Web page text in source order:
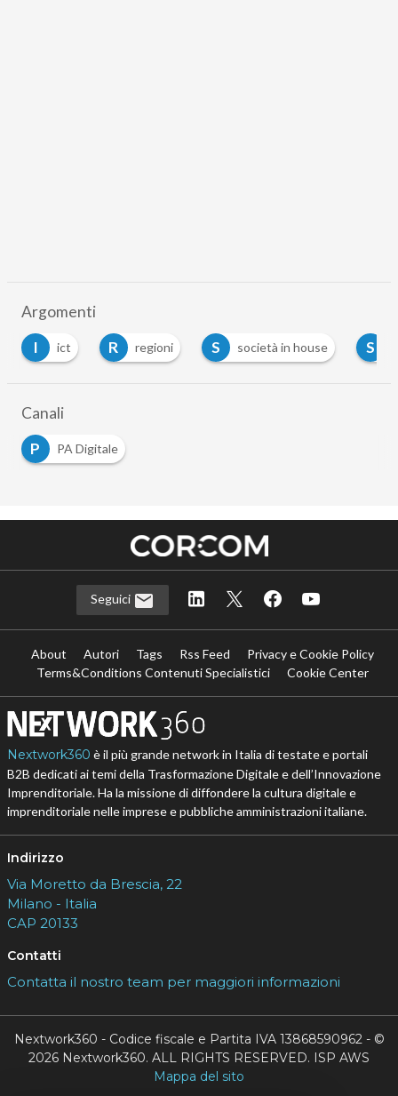
Argomenti
I
ict R regioni S società in house S
Canali
P
PA Digitale
Seguici
About Autori Tags Rss Feed
Privacy e Cookie Policy
Terms&Conditions Contenuti Specialistici
Cookie Center
Nextwork360 è il più grande network in Italia di testate e portali
B2B dedicati ai temi della Trasformazione Digitale e dell’Innovazione
Imprenditoriale. Ha la missione di diffondere la cultura digitale e
imprenditoriale nelle imprese e pubbliche amministrazioni italiane.
Indirizzo
Via Moretto da Brescia, 22
Milano - Italia
CAP 20133
Contatti
Contatta il nostro team per maggiori informazioni
Nextwork360 - Codice fiscale e Partita IVA 13868590962 - ©
2026 Nextwork360. ALL RIGHTS RESERVED. ISP AWS
Mappa del sito